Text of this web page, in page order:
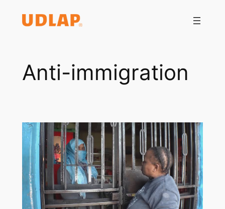
Anti-immigration